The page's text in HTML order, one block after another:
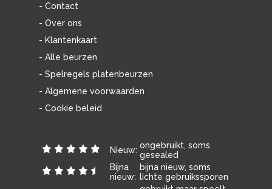
- Contact
- Over ons
- Klantenkaart
- Alle beurzen
- Spelregels platenbeurzen
- Algemene voorwaarden
- Cookie beleid
Nieuw: ongebruikt, soms
gesealed
Bijna
nieuw:
bijna nieuw, soms
lichte gebruikssporen